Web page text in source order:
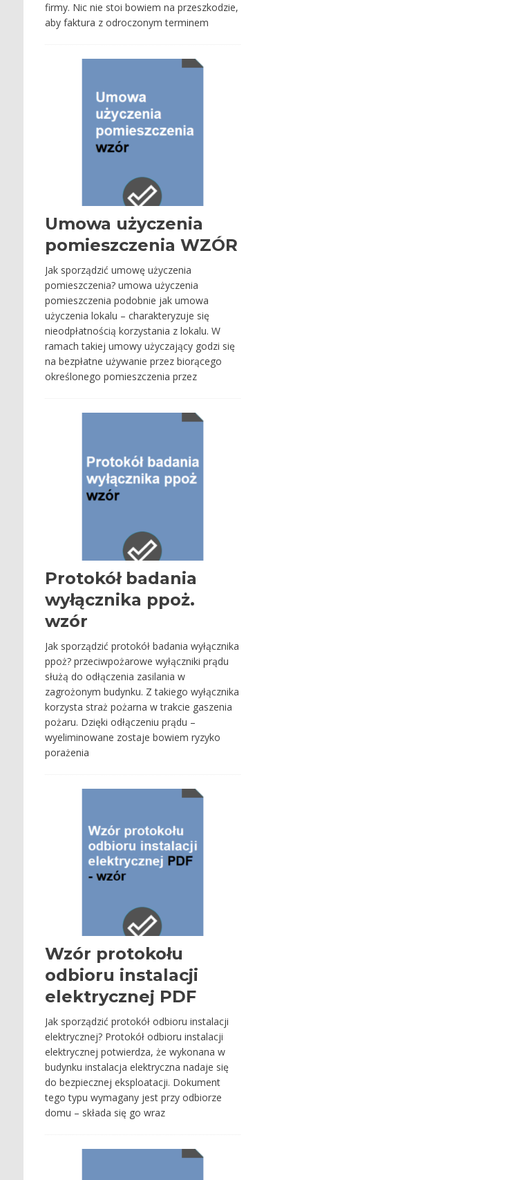
firmy. Nic nie stoi bowiem na przeszkodzie,
aby faktura z odroczonym terminem
Umowa użyczenia
pomieszczenia WZÓR
Jak sporządzić umowę użyczenia
pomieszczenia? umowa użyczenia
pomieszczenia podobnie jak umowa
użyczenia lokalu – charakteryzuje się
nieodpłatnością korzystania z lokalu. W
ramach takiej umowy użyczający godzi się
na bezpłatne używanie przez biorącego
określonego pomieszczenia przez
Protokół badania
wyłącznika ppoż.
wzór
Jak sporządzić protokół badania wyłącznika
ppoż? przeciwpożarowe wyłączniki prądu
służą do odłączenia zasilania w
zagrożonym budynku. Z takiego wyłącznika
korzysta straż pożarna w trakcie gaszenia
pożaru. Dzięki odłączeniu prądu –
wyeliminowane zostaje bowiem ryzyko
porażenia
Wzór protokołu
odbioru instalacji
elektrycznej PDF
Jak sporządzić protokół odbioru instalacji
elektrycznej? Protokół odbioru instalacji
elektrycznej potwierdza, że wykonana w
budynku instalacja elektryczna nadaje się
do bezpiecznej eksploatacji. Dokument
tego typu wymagany jest przy odbiorze
domu – składa się go wraz